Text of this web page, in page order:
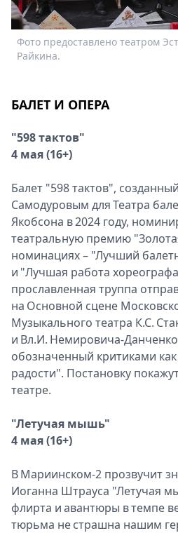
Спецпроекты
Звезды
Выборы
Metro
Фото предоставлено театром
Райкина.
БАЛЕТ И ОПЕРА
"598 тактов"
4 мая (16+)
Балет "598 тактов",
Самодуровым для Театра
Якобсона в 2024 году,
театральную премию
номинациях – "Лучший
и "Лучшая работа
прославленная труппа
на Основной сцене
Музыкального театра К.С.
и Вл.И. Немировича-
обозначенный критиками
радости". Постановку
театре.
"Летучая мышь"
4 мая (16+)
В Мариинском-2 прозвучит
Иоганна Штрауса "Летучая
флирта и авантюры в темпе
тюрьма не страшна нашим